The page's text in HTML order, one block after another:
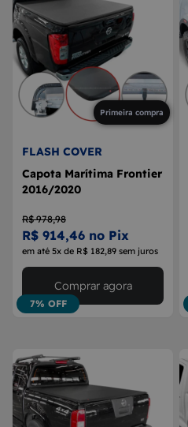
Primeira compra
FLASH COVER
Capota Marítima Frontier
2016/2020
R$ 978,98
R$ 914,46 no Pix
em até 5x de R$ 182,89 sem juros
7% OFF
Comprar agora